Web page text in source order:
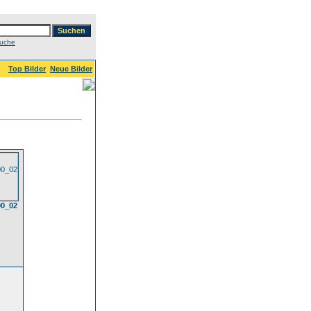
Top Bilder Neue Bilder